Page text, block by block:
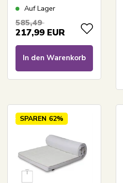
Memory-Schaum -
Ergonomische
Auf Lager
585,49
217,99 EUR
In den Warenkorb
SPAREN 62%